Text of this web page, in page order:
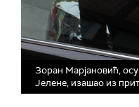
Зоран Марјановић,
Јелене, изашао из